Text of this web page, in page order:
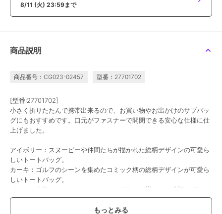
8/11 (火) 23:59まで
商品説明
商品番号：CG023-02457 型番：27701702
[型番:27701702]
小さく折りたたんで携帯出来るので、お買い物やお出かけのサブバッ
グにもおすすめです。口元がファスナーで開閉できる安心な仕様に仕
上げました。
アイボリー：スヌーピーや仲間たちが描かれた総柄デザインの可愛ら
しいトートバッグ。
カーキ：ゴルフのシーンを集めたコミック柄の総柄デザインが可愛ら
しいトートバッグ。
グレー：人気のジョー・クールとサングラスが描かれた総柄デザイン
のトートバッグ。